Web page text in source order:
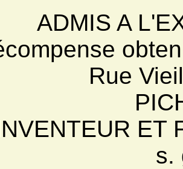
ADMIS A
Rue
ET
s.